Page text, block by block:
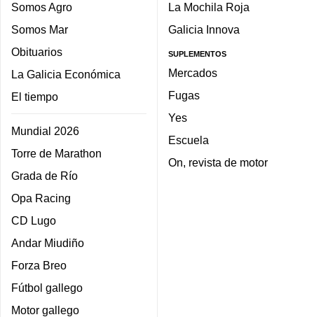
Somos Agro
Somos Mar
Obituarios
La Galicia Económica
El tiempo
Mundial 2026
Torre de Marathon
Grada de Río
Opa Racing
CD Lugo
Andar Miudiño
Forza Breo
Fútbol gallego
Motor gallego
La Mochila Roja
Galicia Innova
SUPLEMENTOS
Mercados
Fugas
Yes
Escuela
On, revista de motor